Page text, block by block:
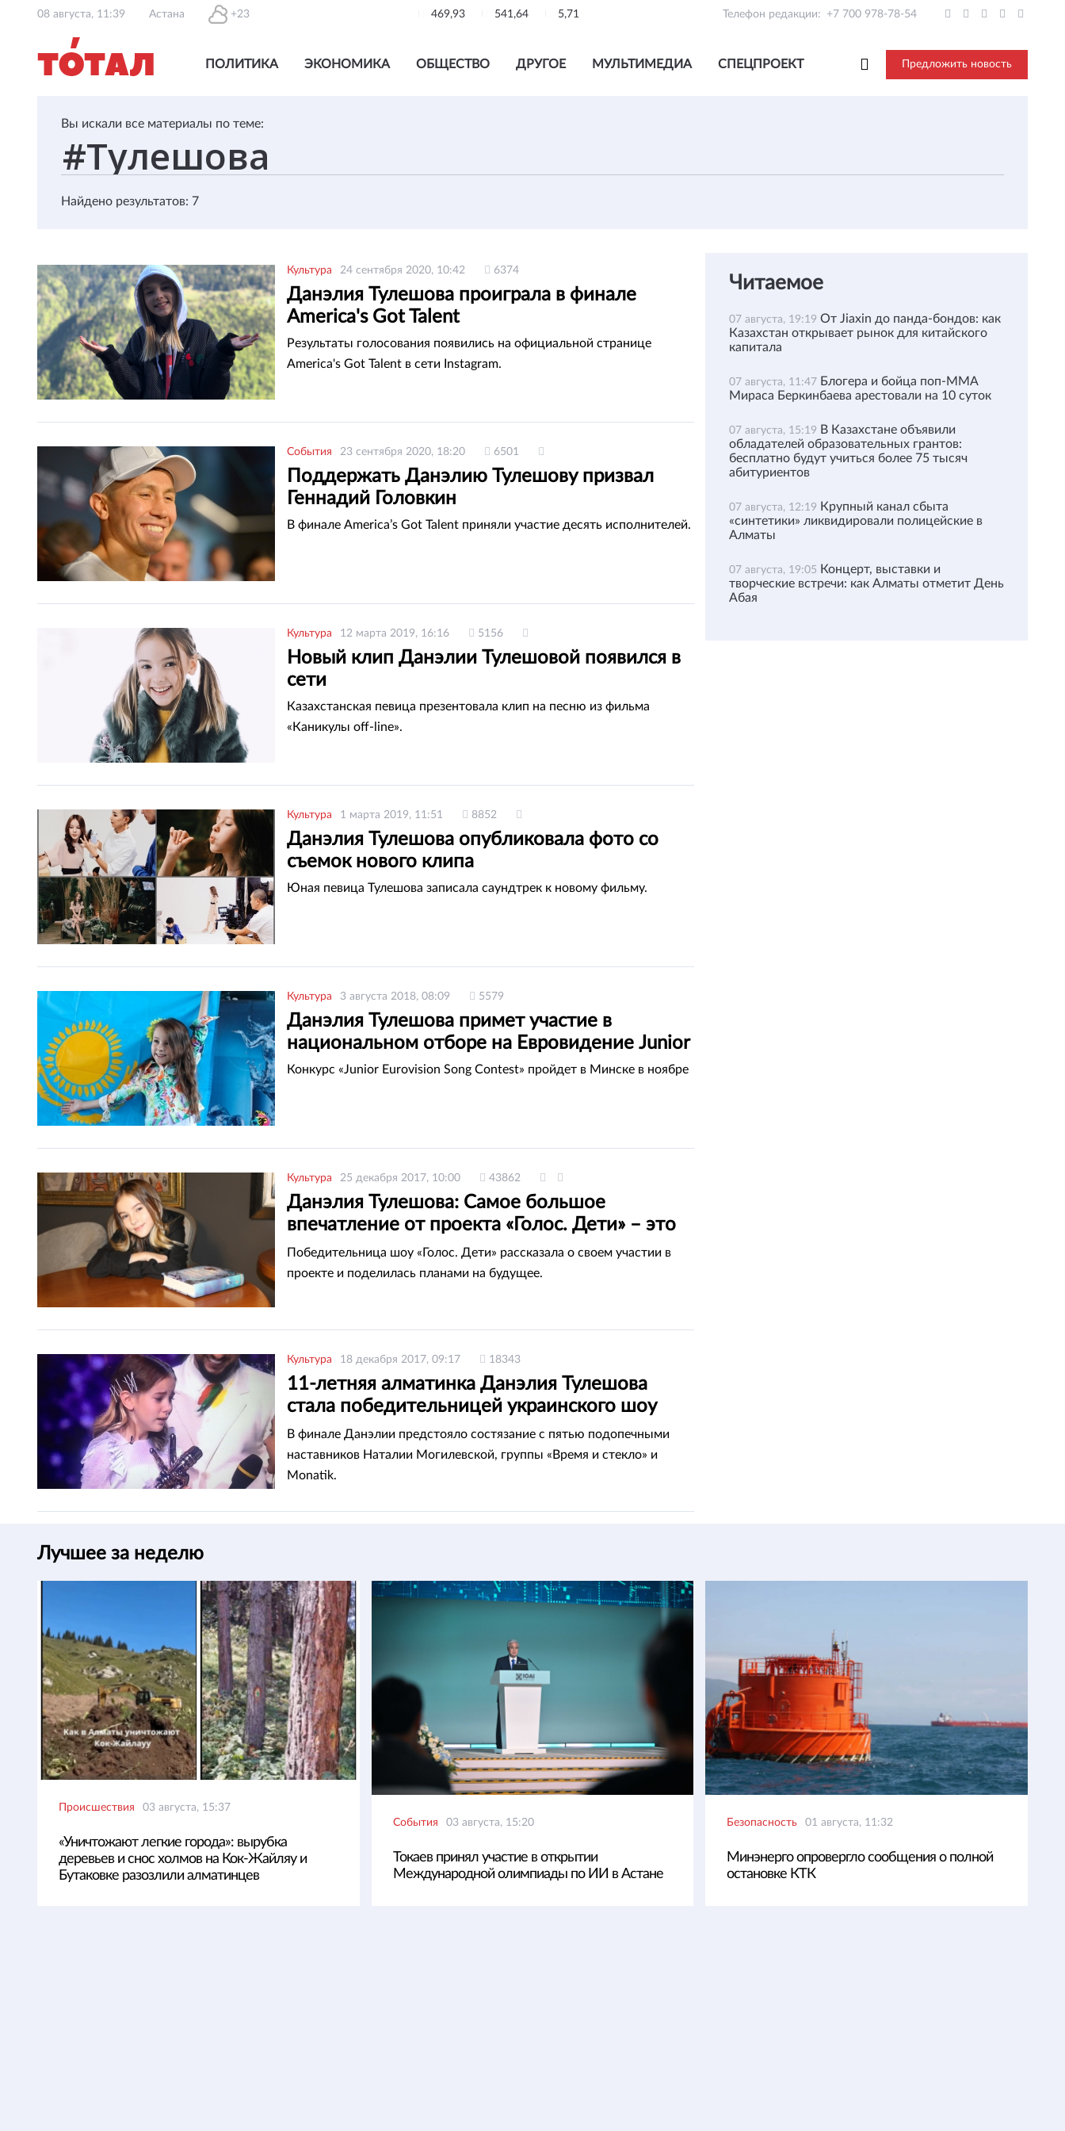
08 августа, 11:39 Астана +23 469,93 541,64 5,71 Телефон редакции: +7 700 978-78-54
ПОЛИТИКА ЭКОНОМИКА ОБЩЕСТВО ДРУГОЕ МУЛЬТИМЕДИА СПЕЦПРОЕКТ Предложить новость
Вы искали все материалы по теме:
Найдено результатов: 7
Культура 24 сентября 2020, 10:42 6374
Данэлия Тулешова проиграла в финале
America's Got Talent
Результаты голосования появились на официальной странице
America's Got Talent в сети Instagram.
События 23 сентября 2020, 18:20 6501
Поддержать Данэлию Тулешову призвал
Геннадий Головкин
В финале America’s Got Talent приняли участие десять исполнителей.
Культура 12 марта 2019, 16:16 5156
Новый клип Данэлии Тулешовой появился в
сети
Казахстанская певица презентовала клип на песню из фильма
«Каникулы off-line».
Культура 1 марта 2019, 11:51 8852
Данэлия Тулешова опубликовала фото со
съемок нового клипа
Юная певица Тулешова записала саундтрек к новому фильму.
Культура 3 августа 2018, 08:09 5579
Данэлия Тулешова примет участие в
национальном отборе на Евровидение Junior
Конкурс «Junior Eurovision Song Contest» пройдет в Минске в ноябре
Культура 25 декабря 2017, 10:00 43862
Данэлия Тулешова: Самое большое
впечатление от проекта «Голос. Дети» – это
люди
Победительница шоу «Голос. Дети» рассказала о своем участии в
проекте и поделилась планами на будущее.
Культура 18 декабря 2017, 09:17 18343
11-летняя алматинка Данэлия Тулешова
стала победительницей украинского шоу
«Голос. Дети»
В финале Данэлии предстояло состязание с пятью подопечными
наставников Наталии Могилевской, группы «Время и стекло» и
Monatik.
Читаемое
07 августа, 19:19 От Jiaxin до панда-бондов: как
Казахстан открывает рынок для китайского
капитала
07 августа, 11:47 Блогера и бойца поп-ММА
Мираса Беркинбаева арестовали на 10 суток
07 августа, 15:19 В Казахстане объявили
обладателей образовательных грантов:
бесплатно будут учиться более 75 тысяч
абитуриентов
07 августа, 12:19 Крупный канал сбыта
«синтетики» ликвидировали полицейские в
Алматы
07 августа, 19:05 Концерт, выставки и
творческие встречи: как Алматы отметит День
Абая
Лучшее за неделю
Происшествия 03 августа, 15:37
«Уничтожают легкие города»: вырубка
деревьев и снос холмов на Кок-Жайляу и
Бутаковке разозлили алматинцев
События 03 августа, 15:20
Токаев принял участие в открытии
Международной олимпиады по ИИ в Астане
Безопасность 01 августа, 11:32
Минэнерго опровергло сообщения о полной
остановке КТК